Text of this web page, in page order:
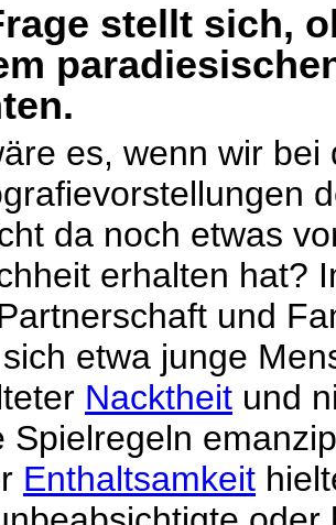
stellt sich,
es, wenn wir
da noch etwas
erhalten hat?
und
etwa junge
Nacktheit und
Spielregeln
Enthaltsamkeit